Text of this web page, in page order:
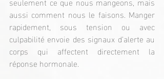
aussi comment nous le faisons. Manger
rapidement, sous tension ou avec
culpabilité envoie des signaux d’alerte au
corps qui affectent directement la
réponse hormonale.